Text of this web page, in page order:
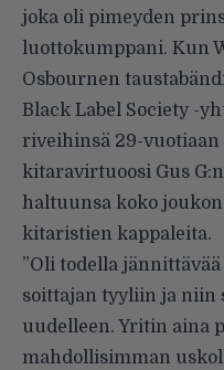
joka oli pimeyden
luottokumppani. Kun
Osbournen
Black Label Society -
riveihinsä 29-
kitaravirtuoosi Gus
haltuunsa koko
kitaristien kappaleita.
”Oli todella
soittajan tyyliin ja niin
uudelleen. Yritin aina
mahdollisimman